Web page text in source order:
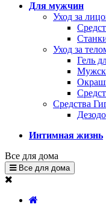
Для мужчин
Уход за
Уход за
Гель
Средства
Интимная жизнь
Все для дома
Все для дома